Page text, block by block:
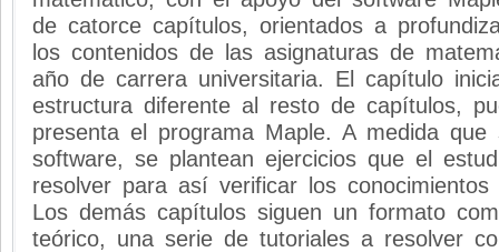
de catorce capítulos, orientados a
los contenidos de las asignaturas de
año de carrera universitaria. El capítulo
estructura diferente al resto de capítulos,
presenta el programa Maple. A medida que
software, se plantean ejercicios que el
resolver para así verificar los
Los demás capítulos siguen un formato
teórico, una serie de tutoriales a resolver